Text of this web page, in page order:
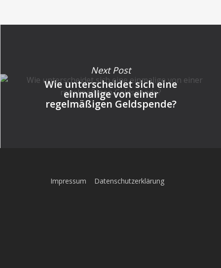
Next Post
Wie unterscheidet sich eine
einmalige von einer
regelmäßigen Geldspende?
Impressum Datenschutzerklärung